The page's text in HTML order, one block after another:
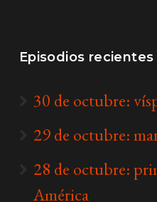
Episodios recientes
30 de octubre:
29 de octubre:
28 de octubre:
América